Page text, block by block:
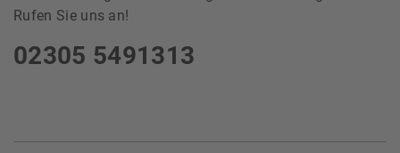
Rufen Sie uns an!
02305 5491313